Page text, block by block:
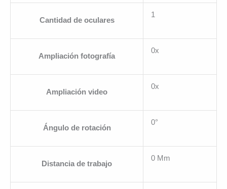
Cantidad de oculares
1
Ampliación fotografía
0x
Ampliación video
0x
Ángulo de rotación
0°
Distancia de trabajo
0 Mm